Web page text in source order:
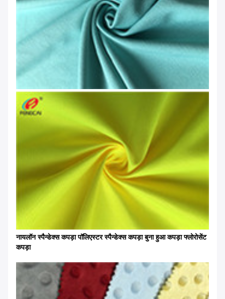
नायलॉन स्पैन्डेक्स कपड़ा पॉलिएस्टर स्पैन्डेक्स कपड़ा बुना हुआ कपड़ा फ्लोरोसेंट
कपड़ा